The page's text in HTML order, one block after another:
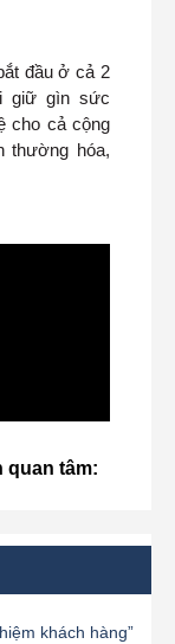
đầu ở cả 2
giữ gìn sức
cho cả cộng
thường hóa,
quan tâm:
khách hàng”